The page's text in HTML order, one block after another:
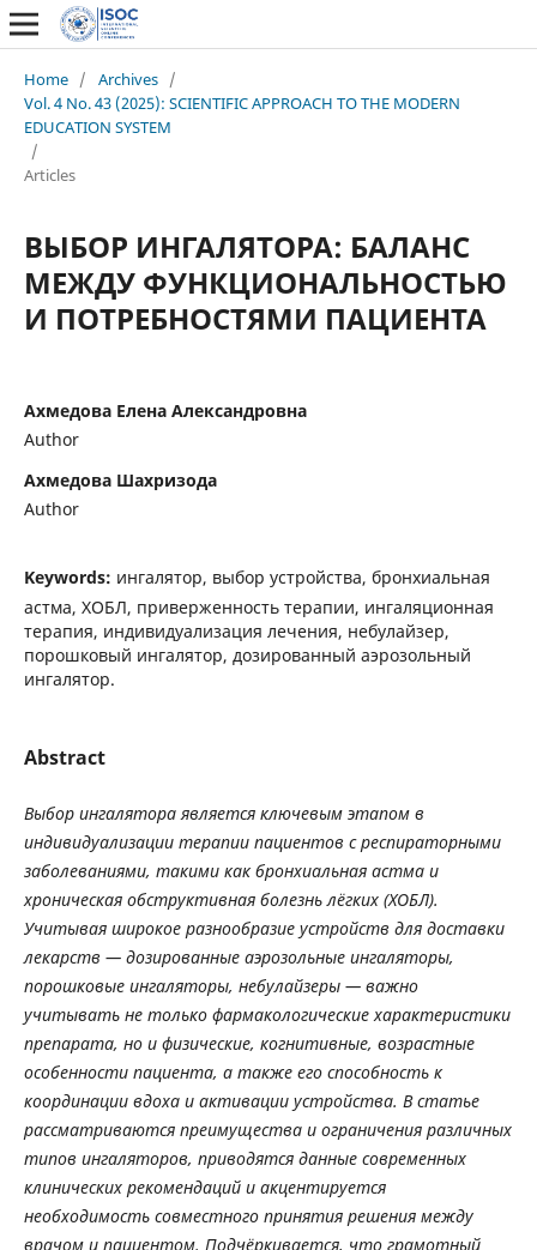
Home / Archives /
Vol. 4 No. 43 (2025): SCIENTIFIC APPROACH TO THE MODERN
EDUCATION SYSTEM
/
Articles
ВЫБОР ИНГАЛЯТОРА: БАЛАНС
МЕЖДУ ФУНКЦИОНАЛЬНОСТЬЮ
И ПОТРЕБНОСТЯМИ ПАЦИЕНТА
Ахмедова Елена Александровна
Author
Ахмедова Шахризода
Author
Keywords: ингалятор, выбор устройства, бронхиальная
астма, ХОБЛ, приверженность терапии, ингаляционная
терапия, индивидуализация лечения, небулайзер,
порошковый ингалятор, дозированный аэрозольный
ингалятор.
Abstract
Выбор ингалятора является ключевым этапом в
индивидуализации терапии пациентов с респираторными
заболеваниями, такими как бронхиальная астма и
хроническая обструктивная болезнь лёгких(ХОБЛ).
Учитывая широкое разнообразие устройств для доставки
лекарств — дозированные аэрозольные ингаляторы,
порошковые ингаляторы, небулайзеры — важно
учитывать не только фармакологические характеристики
препарата, но и физические, когнитивные, возрастные
особенности пациента, а также его способность к
координации вдоха и активации устройства. В статье
рассматриваются преимущества и ограничения различных
типов ингаляторов, приводятся данные современных
клинических рекомендаций и акцентируется
необходимость совместного принятия решения между
врачом и пациентом. Подчёркивается, что грамотный